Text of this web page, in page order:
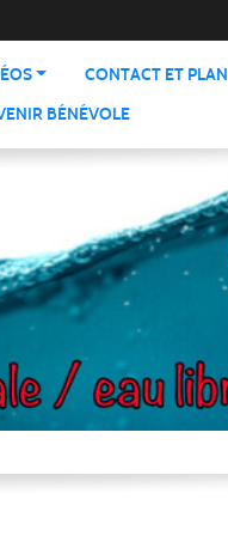
CONTACT ET PLAN
BÉNÉVOLE